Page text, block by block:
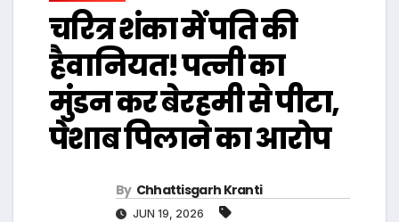
चरित्र शंका में पति की
हैवानियत! पत्नी का
मुंडन कर बेरहमी से पीटा,
पेशाब पिलाने का आरोप
By Chhattisgarh Kranti
JUN 19, 2026